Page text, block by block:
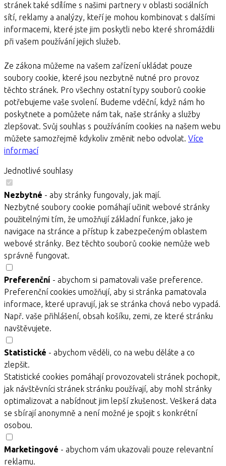
stránek také sdílíme s našimi partnery v oblasti sociálních
sítí, reklamy a analýzy, kteří je mohou kombinovat s dalšími
informacemi, které jste jim poskytli nebo které shromáždili
při vašem používání jejich služeb.
Ze zákona můžeme na vašem zařízení ukládat pouze
soubory cookie, které jsou nezbytně nutné pro provoz
těchto stránek. Pro všechny ostatní typy souborů cookie
potřebujeme vaše svolení. Budeme vděční, když nám ho
poskytnete a pomůžete nám tak, naše stránky a služby
zlepšovat. Svůj souhlas s používáním cookies na našem webu
můžete samozřejmě kdykoliv změnit nebo odvolat. Více
informací
Jednotlivé souhlasy
Nezbytné - aby stránky fungovaly, jak mají.
Nezbytné soubory cookie pomáhají učinit webové stránky
použitelnými tím, že umožňují základní funkce, jako je
navigace na stránce a přístup k zabezpečeným oblastem
webové stránky. Bez těchto souborů cookie nemůže web
správně fungovat.
Preferenční - abychom si pamatovali vaše preference.
Preferenční cookies umožňují, aby si stránka pamatovala
informace, které upravují, jak se stránka chová nebo vypadá.
Např. vaše přihlášení, obsah košíku, zemi, ze které stránku
navštěvujete.
Statistické - abychom věděli, co na webu děláte a co
zlepšit.
Statistické cookies pomáhají provozovateli stránek pochopit,
jak návštěvníci stránek stránku používají, aby mohl stránky
optimalizovat a nabídnout jim lepší zkušenost. Veškerá data
se sbírají anonymně a není možné je spojit s konkrétní
osobou.
Marketingové - abychom vám ukazovali pouze relevantní
reklamu.